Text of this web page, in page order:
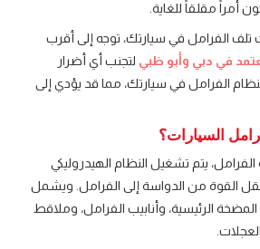
أمراً مقلقاً للغاية.
تلف الفرامل في سيارتك، توجه إلى أقرب
في دبي وأبو ظبي لتجنب أي أضرار
الفرامل في سيارتك، مما قد يؤدي إلى
السيارات؟
يتم تشغيل النظام الهيدروليكي
القوة من الدواسة إلى الفرامل. ويشمل
المضخة الرئيسية، وأنابيب الفرامل، وملاقط